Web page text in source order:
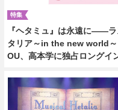
『ヘタミュ』は永遠に――
タリア～in the new world～
OU、高本学に独占ロングイ
特集